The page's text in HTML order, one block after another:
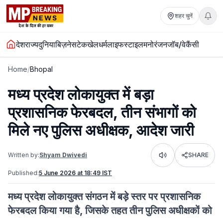
शहर चुनें
देशराज्यदुनियाबिज़नेसटेकखेलधर्मलाइफस्टाइलमनोरंजनजॉब/वेकैंसी
Home/Bhopal
मध्य प्रदेश लोकायुक्त में बड़ा
प्रशासनिक फेरबदल, तीन संभागों को
मिले नए पुलिस अधीक्षक, आदेश जारी
Written by:Shyam Dwivedi Listen SHARE
Published:5 June 2026 at 18:49 IST
मध्य प्रदेश लोकायुक्त संगठन में बड़े स्तर पर प्रशासनिक
फेरबदल किया गया है, जिसके तहत तीन पुलिस अधीक्षकों को